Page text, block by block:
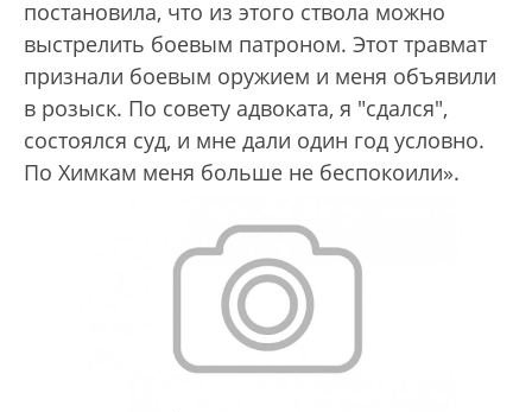
постановила, что из этого ствола можно
выстрелить боевым патроном. Этот травмат
признали боевым оружием и меня объявили
в розыск. По совету адвоката, я "сдался",
состоялся суд, и мне дали один год условно.
По Химкам меня больше не беспокоили».